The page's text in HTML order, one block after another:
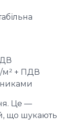
м² + ПДВ
Це —
що шукають